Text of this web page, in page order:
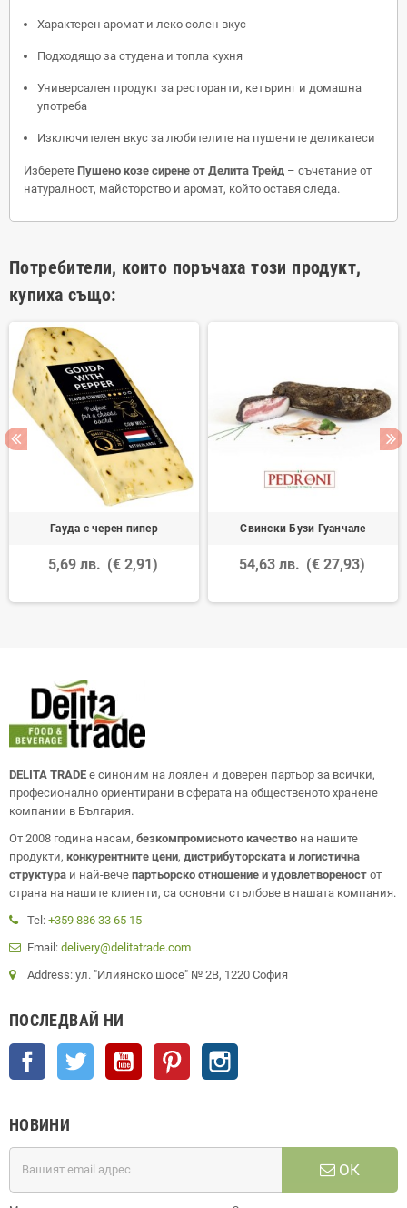
Характерен аромат и леко солен вкус
Подходящо за студена и топла кухня
Универсален продукт за ресторанти, кетъринг и домашна
употреба
Изключителен вкус за любителите на пушените деликатеси
Изберете Пушено козе сирене от Делита Трейд – съчетание от
натуралност, майсторство и аромат, който оставя следа.
Потребители, които поръчаха този продукт,
купиха също:
Гауда с черен пипер
5,69 лв. (€ 2,91)
Свински Бузи Гуанчале
54,63 лв. (€ 27,93)
DELITA TRADE е синоним на лоялен и доверен партьор за всички,
професионално ориентирани в сферата на общественото хранене
компании в България.
От 2008 година насам, безкомпромисното качество на нашите
продукти, конкурентните цени, дистрибуторската и логистична
структура и най-вече партьорско отношение и удовлетвореност от
страна на нашите клиенти, са основни стълбове в нашата компания.
Tel: +359 886 33 65 15
Email: delivery@delitatrade.com
Address: ул. "Илиянско шосе" № 2В, 1220 София
ПОСЛЕДВАЙ НИ
Facebook Twitter YouTube Pinterest
НОВИНИ
ОК